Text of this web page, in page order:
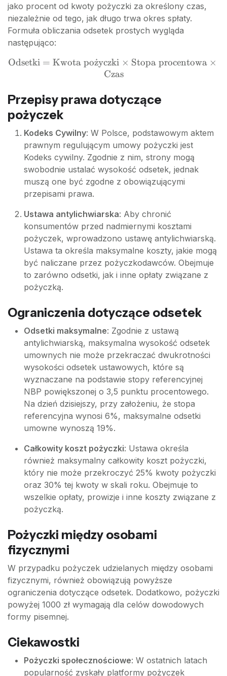
jako procent od kwoty pożyczki za określony czas,
niezależnie od tego, jak długo trwa okres spłaty.
Formuła obliczania odsetek prostych wygląda
następująco:
\text{Odsetki}
pożyczki}
\times
procentowa}
\times
\text{Czas}
Odsetki = Kwota poz
˙yczki × Stopa procentowa ×
Czas
Przepisy prawa dotyczące
pożyczek
Kodeks Cywilny: W Polsce, podstawowym aktem
prawnym regulującym umowy pożyczki jest
Kodeks cywilny. Zgodnie z nim, strony mogą
swobodnie ustalać wysokość odsetek, jednak
muszą one być zgodne z obowiązującymi
przepisami prawa.
Ustawa antylichwiarska: Aby chronić
konsumentów przed nadmiernymi kosztami
pożyczek, wprowadzono ustawę antylichwiarską.
Ustawa ta określa maksymalne koszty, jakie mogą
być naliczane przez pożyczkodawców. Obejmuje
to zarówno odsetki, jak i inne opłaty związane z
pożyczką.
Ograniczenia dotyczące odsetek
Odsetki maksymalne: Zgodnie z ustawą
antylichwiarską, maksymalna wysokość odsetek
umownych nie może przekraczać dwukrotności
wysokości odsetek ustawowych, które są
wyznaczane na podstawie stopy referencyjnej
NBP powiększonej o 3,5 punktu procentowego.
Na dzień dzisiejszy, przy założeniu, że stopa
referencyjna wynosi 6%, maksymalne odsetki
umowne wynoszą 19%.
Całkowity koszt pożyczki: Ustawa określa
również maksymalny całkowity koszt pożyczki,
który nie może przekroczyć 25% kwoty pożyczki
oraz 30% tej kwoty w skali roku. Obejmuje to
wszelkie opłaty, prowizje i inne koszty związane z
pożyczką.
Pożyczki między osobami
fizycznymi
W przypadku pożyczek udzielanych między osobami
fizycznymi, również obowiązują powyższe
ograniczenia dotyczące odsetek. Dodatkowo, pożyczki
powyżej 1000 zł wymagają dla celów dowodowych
formy pisemnej.
Ciekawostki
Pożyczki społecznościowe: W ostatnich latach
popularność zyskały platformy pożyczek